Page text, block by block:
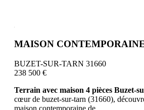
MAISON
BUZET-SUR-TARN 31660
238 500 €
Terrain avec maison 4 pièces Buzet-
cœur de buzet-sur-tarn (31660),
maison contemporaine de ...